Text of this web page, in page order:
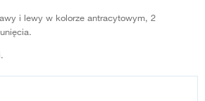
i lewy w kolorze antracytowym, 2